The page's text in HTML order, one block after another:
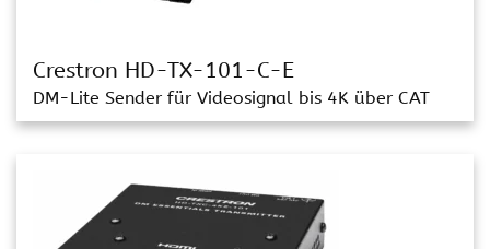
Crestron HD-TX-101-C-E
DM-Lite Sender für Videosignal bis 4K über CAT